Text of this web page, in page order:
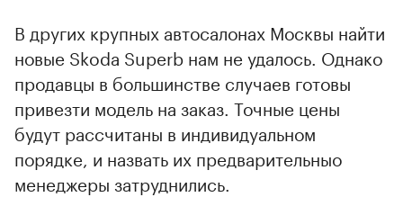
В других крупных автосалонах Москвы найти
новые Skoda Superb нам не удалось. Однако
продавцы в большинстве случаев готовы
привезти модель на заказ. Точные цены
будут рассчитаны в индивидуальном
порядке, и назвать их предварительныо
менеджеры затруднились.